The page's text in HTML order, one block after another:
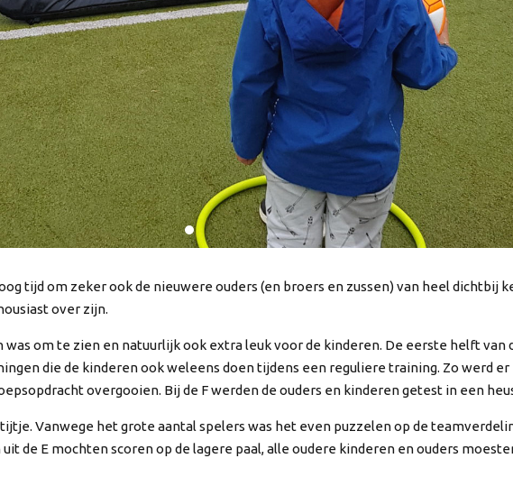
tijd om zeker ook de nieuwere ouders (en broers en zussen) van heel dichtbij
over zijn.
om te zien en natuurlijk ook extra leuk voor de kinderen. De eerste helft van
die de kinderen ook weleens doen tijdens een reguliere training. Zo werd
overgooien. Bij de F werden de ouders en kinderen getest in een
Vanwege het grote aantal spelers was het even puzzelen op de
de E mochten scoren op de lagere paal, alle oudere kinderen en ouders